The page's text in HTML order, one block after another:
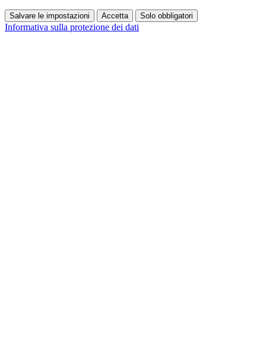
Salvare le impostazioni Accetta Solo obbligatori
Informativa sulla protezione dei dati